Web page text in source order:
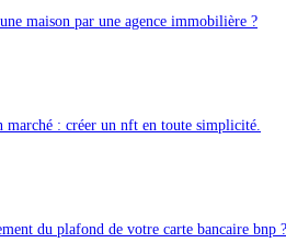
maison par une agence immobilière ?
marché : créer un nft en toute simplicité.
du plafond de votre carte bancaire bnp ?